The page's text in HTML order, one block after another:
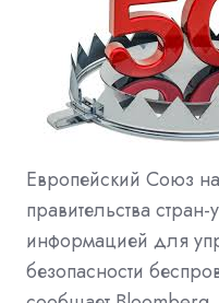
Европейский Союз
правительства
информацией для
безопасности